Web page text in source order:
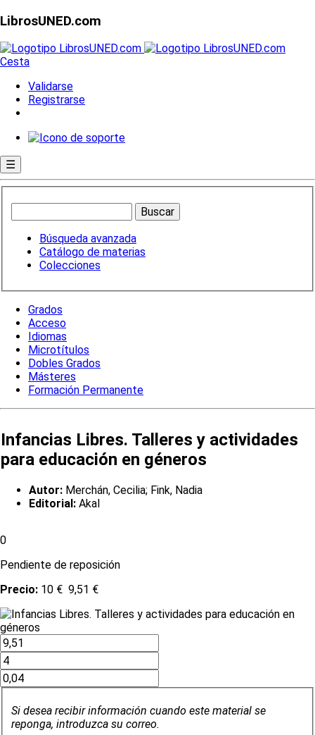
LibrosUNED.com
Cesta
Validarse
Registrarse
☰
Búsqueda avanzada
Catálogo de materias
Colecciones
Grados
Acceso
Idiomas
Microtítulos
Dobles Grados
Másteres
Formación Permanente
Infancias Libres. Talleres y actividades
para educación en géneros
Autor: Merchán, Cecilia; Fink, Nadia
Editorial: Akal
0
Pendiente de reposición
Precio: 10 € 9,51 €
Si desea recibir información cuando este material se
reponga, introduzca su correo.